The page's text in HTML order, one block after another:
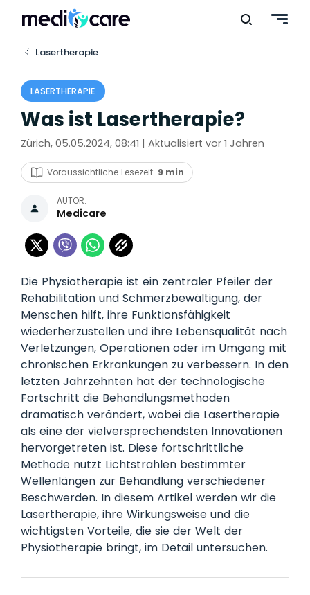
Lasertherapie
LASERTHERAPIE
Was ist Lasertherapie?
Zürich, 05.05.2024, 08:41 | Aktualisiert vor 1 Jahren
Voraussichtliche Lesezeit: 9 min
AUTOR:
Medicare
Die Physiotherapie ist ein zentraler Pfeiler der
Rehabilitation und Schmerzbewältigung, der
Menschen hilft, ihre Funktionsfähigkeit
wiederherzustellen und ihre Lebensqualität nach
Verletzungen, Operationen oder im Umgang mit
chronischen Erkrankungen zu verbessern. In den
letzten Jahrzehnten hat der technologische
Fortschritt die Behandlungsmethoden
dramatisch verändert, wobei die Lasertherapie
als eine der vielversprechendsten Innovationen
hervorgetreten ist. Diese fortschrittliche
Methode nutzt Lichtstrahlen bestimmter
Wellenlängen zur Behandlung verschiedener
Beschwerden. In diesem Artikel werden wir die
Lasertherapie, ihre Wirkungsweise und die
wichtigsten Vorteile, die sie der Welt der
Physiotherapie bringt, im Detail untersuchen.